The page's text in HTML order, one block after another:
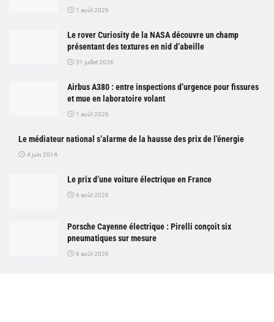
1 août 2026
Le rover Curiosity de la NASA découvre un champ
présentant des textures en nid d’abeille
31 juillet 2026
Airbus A380 : entre inspections d’urgence pour fissures
et mue en laboratoire volant
1 août 2026
Le médiateur national s’alarme de la hausse des prix de l’énergie
4 juin 2014
Le prix d’une voiture électrique en France
6 août 2026
Porsche Cayenne électrique : Pirelli conçoit six
pneumatiques sur mesure
6 août 2026